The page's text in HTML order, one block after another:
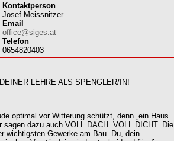
Kontaktperson
Josef Meissnitzer
Email
office@siges.at
Telefon
0654820403
LEHRE ALS SPENGLER/IN!
optimal vor Witterung schützt, denn „ein Haus
dazu auch VOLL DACH. VOLL DICHT. Die
wichtigsten Gewerke am Bau. Du, dein